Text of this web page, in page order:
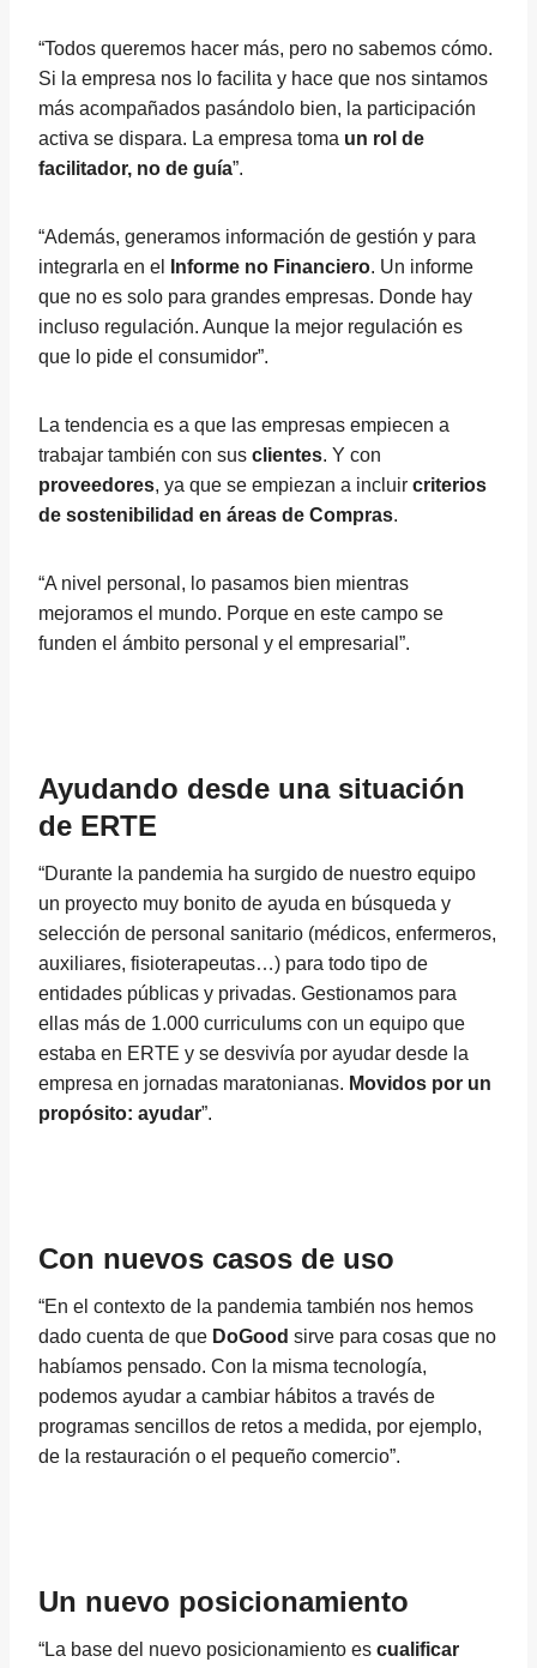
“Todos queremos hacer más, pero no sabemos cómo.
Si la empresa nos lo facilita y hace que nos sintamos
más acompañados pasándolo bien, la participación
activa se dispara. La empresa toma un rol de
facilitador, no de guía”.
“Además, generamos información de gestión y para
integrarla en el
Informe no Financiero. Un informe
que no es solo para grandes empresas. Donde hay
incluso regulación. Aunque la mejor regulación es
que lo pide el consumidor”.
La tendencia es a que las empresas empiecen a
trabajar también con sus clientes. Y con
proveedores, ya que se empiezan a incluir criterios
de sostenibilidad en áreas de Compras.
“A nivel personal, lo pasamos bien mientras
mejoramos el mundo. Porque en este campo se
funden el ámbito personal y el empresarial”.
Ayudando desde una situación
de ERTE
“Durante la pandemia ha surgido de nuestro equipo
un proyecto muy bonito de ayuda en búsqueda y
selección de personal sanitario (médicos, enfermeros,
auxiliares, fisioterapeutas…) para todo tipo de
entidades públicas y privadas. Gestionamos para
ellas más de 1.000 curriculums con un equipo que
estaba en ERTE y se desvivía por ayudar desde la
empresa en jornadas maratonianas. Movidos por un
propósito: ayudar”.
Con nuevos casos de uso
“En el contexto de la pandemia también nos hemos
dado cuenta de que DoGood sirve para cosas que no
habíamos pensado. Con la misma tecnología,
podemos ayudar a cambiar hábitos a través de
programas sencillos de retos a medida, por ejemplo,
de la restauración o el pequeño comercio”.
Un nuevo posicionamiento
“La base del nuevo posicionamiento es cualificar